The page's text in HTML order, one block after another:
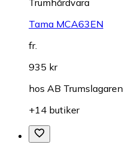
Tama MCA63EN
fr.
935 kr
hos AB Trumslagaren
+14 butiker